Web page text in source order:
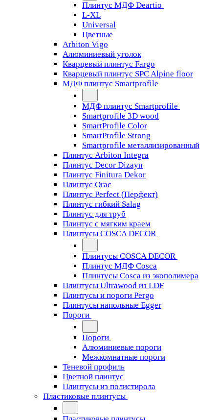
Плинтус МДФ Deartio
L-XL
Universal
Цветные
Arbiton Vigo
Алюминиевый уголок
Кварцевый плинтус Fargo
Кварцевый плинтус SPC Alpine floor
МДФ плинтус Smartprofile
МДФ плинтус Smartprofile
Smartprofile 3D wood
SmartProfile Color
SmartProfile Strong
Smartprofile металлизированный
Плинтус Arbiton Integra
Плинтус Decor Dizayn
Плинтус Finitura Dekor
Плинтус Orac
Плинтус Perfect (Перфект)
Плинтус гибкий Salag
Плинтус для труб
Плинтус с мягким краем
Плинтусы COSCA DECOR
Плинтусы COSCA DECOR
Плинтус МДФ Cosca
Плинтусы Cosca из экополимера
Плинтусы Ultrawood из LDF
Плинтусы и пороги Pergo
Плинтусы напольные Egger
Пороги
Пороги
Алюминиевые пороги
Межкомнатные пороги
Теневой профиль
Цветной плинтус
Плинтусы из полистирола
Пластиковые плинтусы